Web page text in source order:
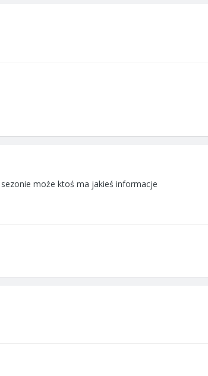
może ktoś ma jakieś informacje